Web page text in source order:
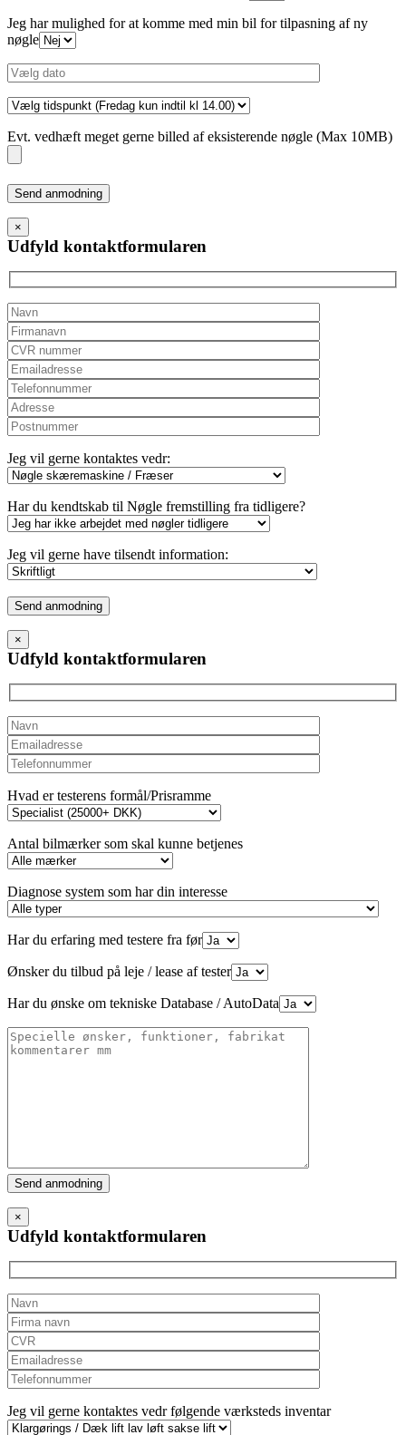
Jeg har mulighed for at komme med min bil for tilpasning af ny
nøgle
Evt. vedhæft meget gerne billed af eksisterende nøgle (Max 10MB)
Please
leave
this
field
empty.
×
Udfyld kontaktformularen
Jeg vil gerne kontaktes vedr:
Har du kendtskab til Nøgle fremstilling fra tidligere?
Jeg vil gerne have tilsendt information:
Please
leave
this
field
empty.
×
Udfyld kontaktformularen
Hvad er testerens formål/Prisramme
Antal bilmærker som skal kunne betjenes
Diagnose system som har din interesse
Har du erfaring med testere fra før
Ønsker du tilbud på leje / lease af tester
Har du ønske om tekniske Database / AutoData
Please
leave
this
field
empty.
×
Udfyld kontaktformularen
Jeg vil gerne kontaktes vedr følgende værksteds inventar